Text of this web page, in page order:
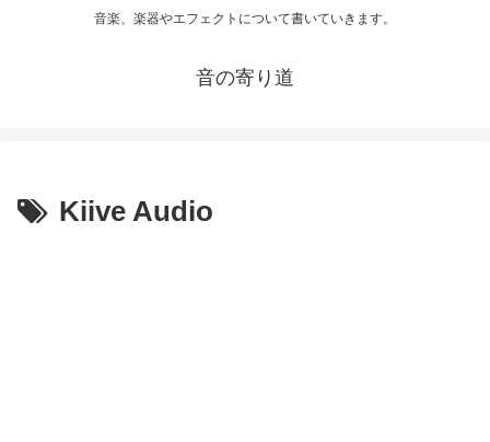
音楽、楽器やエフェクトについて書いていきます。
音の寄り道
Kiive Audio